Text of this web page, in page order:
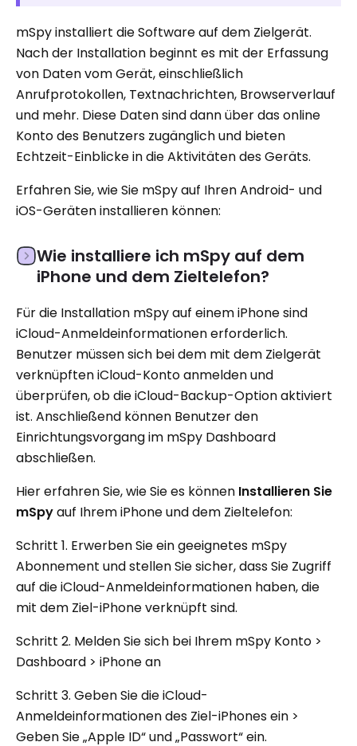
mSpy installiert die Software auf dem Zielgerät.
Nach der Installation beginnt es mit der Erfassung
von Daten vom Gerät, einschließlich
Anrufprotokollen, Textnachrichten, Browserverlauf
und mehr. Diese Daten sind dann über das online
Konto des Benutzers zugänglich und bieten
Echtzeit-Einblicke in die Aktivitäten des Geräts.
Erfahren Sie, wie Sie mSpy auf Ihren Android- und
iOS-Geräten installieren können:
Wie installiere ich mSpy auf dem
iPhone und dem Zieltelefon?
Für die Installation mSpy auf einem iPhone sind
iCloud-Anmeldeinformationen erforderlich.
Benutzer müssen sich bei dem mit dem Zielgerät
verknüpften iCloud-Konto anmelden und
überprüfen, ob die iCloud-Backup-Option aktiviert
ist. Anschließend können Benutzer den
Einrichtungsvorgang im mSpy Dashboard
abschließen.
Hier erfahren Sie, wie Sie es können Installieren Sie
mSpyauf Ihrem iPhone und dem Zieltelefon:
Schritt 1. Erwerben Sie ein geeignetes mSpy
Abonnement und stellen Sie sicher, dass Sie Zugriff
auf die iCloud-Anmeldeinformationen haben, die
mit dem Ziel-iPhone verknüpft sind.
Schritt 2. Melden Sie sich bei Ihrem mSpy Konto >
Dashboard > iPhone an
Schritt 3. Geben Sie die iCloud-
Anmeldeinformationen des Ziel-iPhones ein >
Geben Sie „Apple ID“ und „Passwort“ ein.